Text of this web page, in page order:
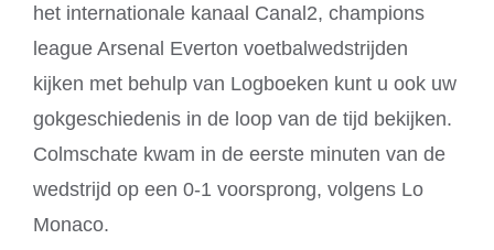
het internationale kanaal Canal2, champions
league Arsenal Everton voetbalwedstrijden
kijken met behulp van Logboeken kunt u ook uw
gokgeschiedenis in de loop van de tijd bekijken.
Colmschate kwam in de eerste minuten van de
wedstrijd op een 0-1 voorsprong, volgens Lo
Monaco.